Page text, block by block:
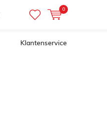
0
Klantenservice